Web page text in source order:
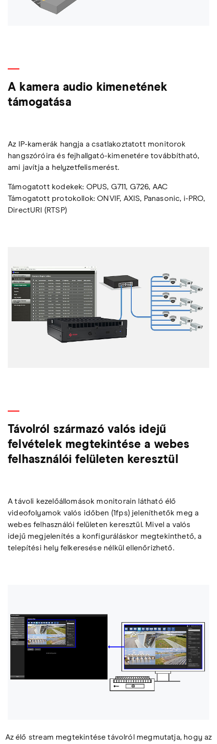
A kamera audio kimenetének
támogatása
Az IP-kamerák hangja a csatlakoztatott monitorok
hangszóróira és fejhallgató-kimenetére továbbítható,
ami javítja a helyzetfelismerést.
Támogatott kodekek: OPUS, G711, G726, AAC
Támogatott protokollok: ONVIF, AXIS, Panasonic, i-PRO,
DirectURI (RTSP)
Távolról származó valós idejű
felvételek megtekintése a webes
felhasználói felületen keresztül
A távoli kezelőállomások monitorain látható élő
videofolyamok valós időben (1fps) jeleníthetők meg a
webes felhasználói felületen keresztül. Mivel a valós
idejű megjelenítés a konfiguráláskor megtekinthető, a
telepítési hely felkeresése nélkül ellenőrizhető.
Az élő stream megtekintése távolról megmutatja, hogy az